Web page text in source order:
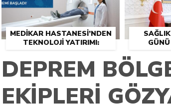
MEDİKAR HASTANESİ’NDEN
TEKNOLOJİ YATIRIMI:
CİHAZLAR HİZMETE GİRDİ
DEPREM
EKİPLERİ